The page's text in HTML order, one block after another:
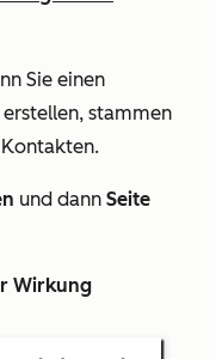
Sie einen
stammen
und dann Seite
Wirkung